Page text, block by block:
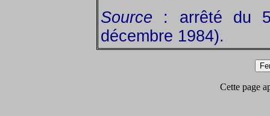
Source : arrêté du
décembre 1984).
Cette page